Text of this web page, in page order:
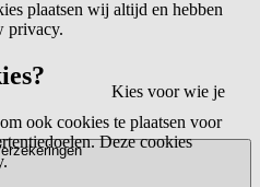
Kies voor wie je
plaatsen wij altijd en hebben
privacy.
ook cookies te plaatsen voor
Deze cookies